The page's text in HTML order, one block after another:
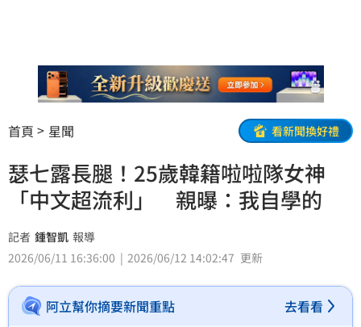
首頁 星聞 看新聞換好禮
瑟七露長腿！25歲韓籍啦啦隊女神
「中文超流利」 親曝：我自學的
記者 鍾智凱 報導
2026/06/11 16:36:00
2026/06/12 14:02:47 更新
阿立幫你摘要新聞重點 去看看